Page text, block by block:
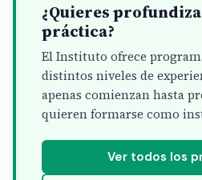
¿Quieres
práctica?
El Instituto ofrece
distintos niveles de
apenas comienzan hasta
quieren formarse como
Ver todos los